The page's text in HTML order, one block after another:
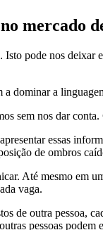
mercado
pode nos
dominar a
sem nos dar
essas
de ombros
Até mesmo em
vaga.
de outra
pessoas podem